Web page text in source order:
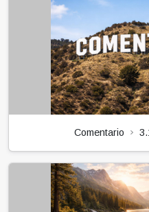
Comentario